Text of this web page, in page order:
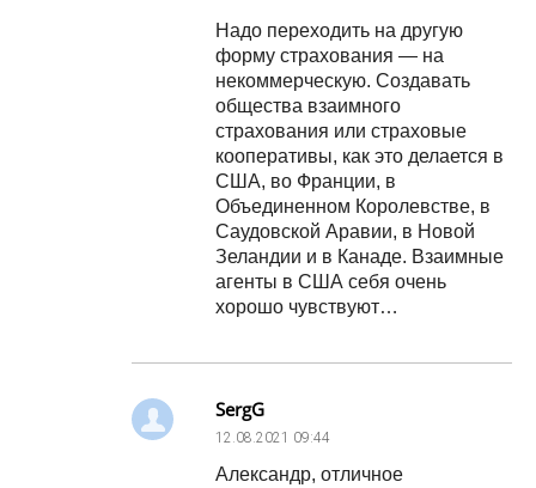
Надо переходить на другую
форму страхования — на
некоммерческую. Создавать
общества взаимного
страхования или страховые
кооперативы, как это делается в
США, во Франции, в
Объединенном Королевстве, в
Саудовской Аравии, в Новой
Зеландии и в Канаде. Взаимные
агенты в США себя очень
хорошо чувствуют…
SergG
12.08.2021 09:44
Александр, отличное